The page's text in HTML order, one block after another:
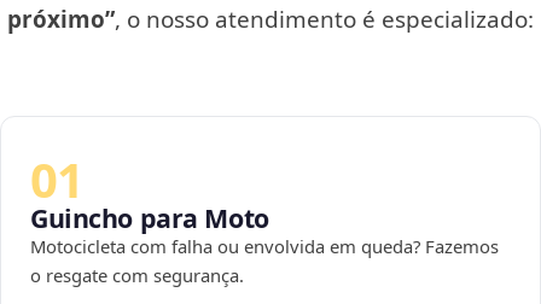
próximo”, o nosso atendimento é especializado:
01
Guincho para Moto
Motocicleta com falha ou envolvida em queda? Fazemos
o resgate com segurança.